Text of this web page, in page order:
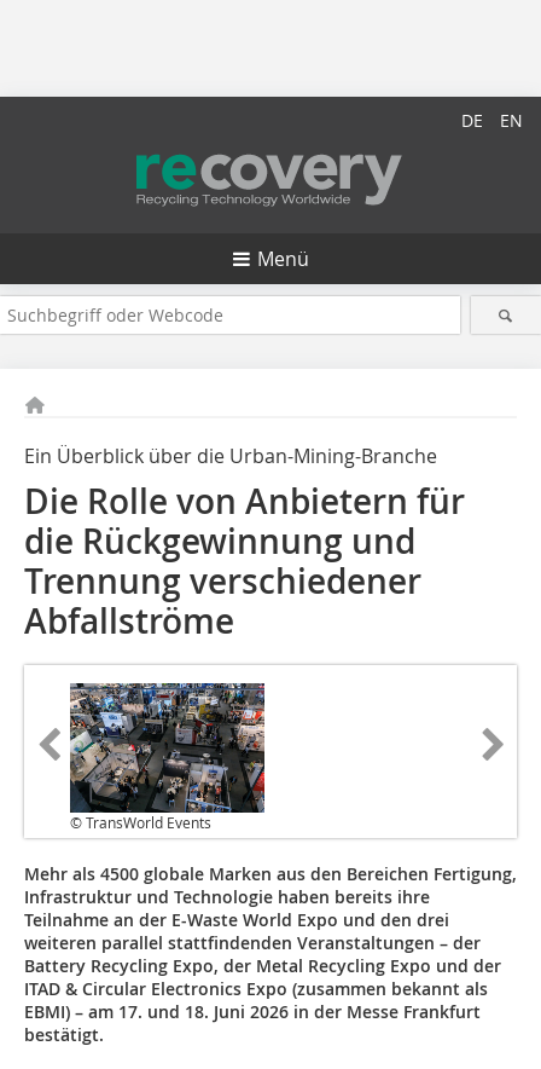
DE EN
Menü
Ein Überblick über die Urban-Mining-Branche
Die Rolle von Anbietern für
die Rückgewinnung und
Trennung verschiedener
Abfallströme
© TransWorld Events
Mehr als 4500 globale Marken aus den Bereichen Fertigung,
Infrastruktur und Technologie haben bereits ihre
Teilnahme an der E-Waste World Expo und den drei
weiteren parallel stattfindenden Veranstaltungen – der
Battery Recycling Expo, der Metal Recycling Expo und der
ITAD & Circular Electronics Expo (zusammen bekannt als
EBMI) – am 17. und 18. Juni 2026 in der Messe Frankfurt
bestätigt.